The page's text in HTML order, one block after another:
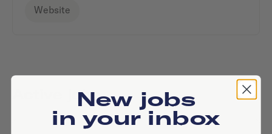
Website
Active jobsNew jobs
in your inbox